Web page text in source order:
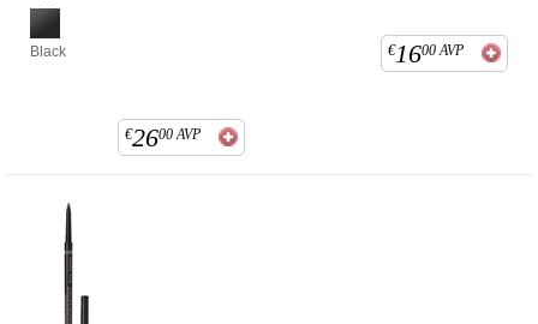
Black
€2600 AVP
€1600 AVP